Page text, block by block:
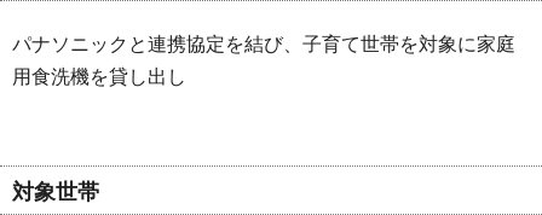
パナソニックと連携協定を結び、子育て世帯を対象に家庭
用食洗機を貸し出し
対象世帯